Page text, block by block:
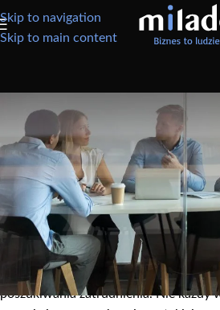
Skip to navigation
Skip to main content
Agencja pracy – usługi
Agencja pracy – wszystko co
Usługi agencji zatrudnienia, obok
pracy jak aplikowanie w odpowiedzi na
portalach internetowych, czy
pracodawcą, są aktualnie
poszukiwania zatrudnienia. Nie każdy